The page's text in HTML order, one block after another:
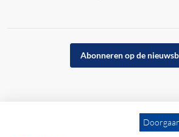
Abonneren op de